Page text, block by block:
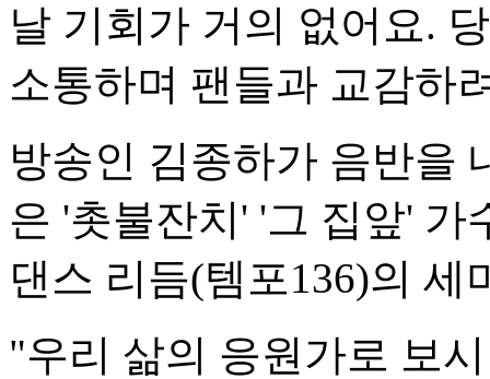
날 기회가 거의 없어요.
소통하며 팬들과 교감하
방송인 김종하가 음반을
은 '촛불잔치' '그 집앞' 가
댄스 리듬(템포136)의
"우리 삶의 응원가로 보